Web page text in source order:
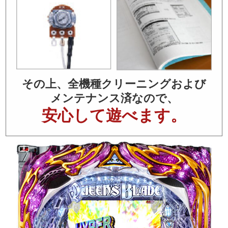
その上、全機種クリーニングおよび
メンテナンス済なので、
安心して遊べます。